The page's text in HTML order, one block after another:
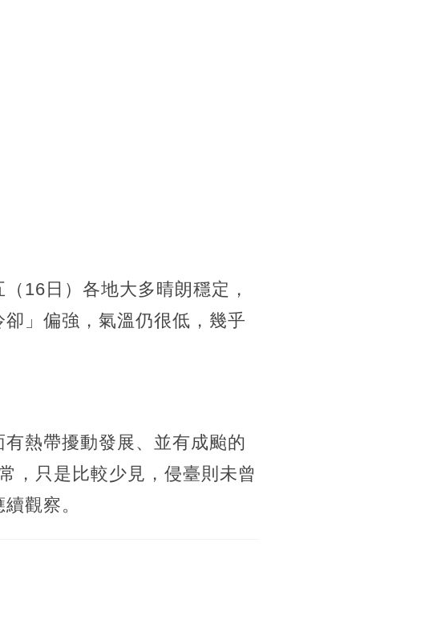
16日）各地大多晴朗穩定，
」偏強，氣溫仍很低，幾乎
熱帶擾動發展、並有成颱的
，只是比較少見，侵臺則未曾
觀察。